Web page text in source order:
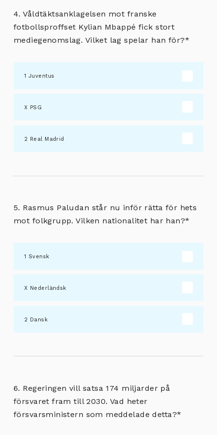
4. Våldtäktsanklagelsen mot franske
fotbollsproffset Kylian Mbappé fick stort
mediegenomslag. Vilket lag spelar han för?*
Juventus
PSG
Real Madrid
5. Rasmus Paludan står nu inför rätta för hets
mot folkgrupp. Vilken nationalitet har han?*
Svensk
Nederländsk
Dansk
6. Regeringen vill satsa 174 miljarder på
försvaret fram till 2030. Vad heter
försvarsministern som meddelade detta?*